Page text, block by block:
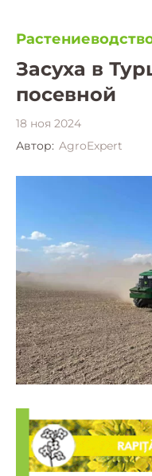
Засуха в
посевной
18 ноя 2024
Автор: AgroExpert